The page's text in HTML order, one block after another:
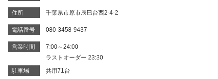
住所 千葉県市原市辰巳台西2-4-2
電話番号 080-3458-9437
営業時間
7:00～24:00
ラストオーダー 23:30
駐車場
共用71台